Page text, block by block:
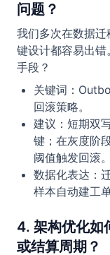
问题？
我们多次在数据
键设计都容易出
手段？
关键词：
回滚策略。
建议：短期双
键；在灰度阶
阈值触发回滚。
数据化表达：
样本自动建工
4. 架构优化如
或结算周期？